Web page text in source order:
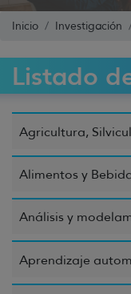
Inicio Investigación
Listado
Agricultura,
Alimentos y
Análisis y
Aprendizaje